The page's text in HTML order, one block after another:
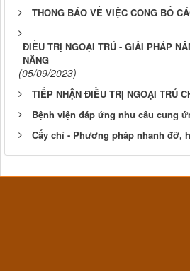
THÔNG BÁO VỀ VIỆC CÔNG BỐ
ĐIỀU TRỊ NGOẠI TRÚ - GIẢI PHÁP
NĂNG
(05/09/2023)
TIẾP NHẬN ĐIỀU TRỊ NGOẠI TRÚ
Bệnh viện đáp ứng nhu cầu cung
Cấy chỉ - Phương pháp nhanh đỡ,